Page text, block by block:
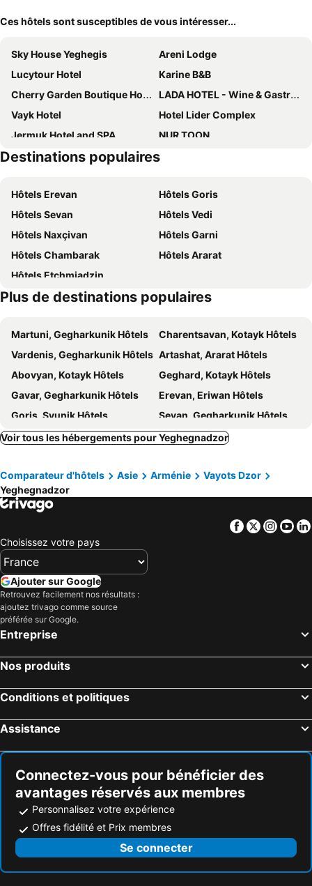
Ces hôtels sont susceptibles de vous intéresser...
Sky House Yeghegis
Areni Lodge
Lucytour Hotel
Karine B&B
Cherry Garden Boutique Hotel
LADA HOTEL - Wine & Gastronomy
Vayk Hotel
Hotel Lider Complex
Jermuk Hotel and SPA
NUR TOON
Bank Hotel
SapsanLodge
Destinations populaires
Hôtels Erevan
Hôtels Goris
Hôtels Sevan
Hôtels Vedi
Hôtels Naxçivan
Hôtels Garni
Hôtels Chambarak
Hôtels Ararat
Hôtels Etchmiadzin
Plus de destinations populaires
Martuni, Gegharkunik Hôtels
Charentsavan, Kotayk Hôtels
Vardenis, Gegharkunik Hôtels Artashat, Ararat Hôtels
Abovyan, Kotayk Hôtels
Geghard, Kotayk Hôtels
Gavar, Gegharkunik Hôtels
Erevan, Eriwan Hôtels
Goris, Syunik Hôtels
Sevan, Gegharkunik Hôtels
Vedi, Ararat Hôtels
Naxçivan, Naxçivan Hôtels
Ararat, Ararat Hôtels
Diljdjan, Tavush Hôtels
Gjumri, Shirak Hôtels
Tsaghkadzor, Kotayk Hôtels
Wanadsor, Lori Hôtels
Voir tous les hébergements pour Yeghegnadzor
Comparateur d'hôtels Asie Arménie
Vayots Dzor
Yeghegnadzor
Facebook
Twitter
Choisissez votre pays
Ajouter sur Google
Retrouvez facilement nos résultats :
ajoutez trivago comme source
préférée sur Google.
Entreprise
Nos produits
Conditions et politiques
Assistance
Connectez-vous pour bénéficier des
avantages réservés aux membres
Personnalisez votre expérience
Offres fidélité et Prix membres
Se connecter